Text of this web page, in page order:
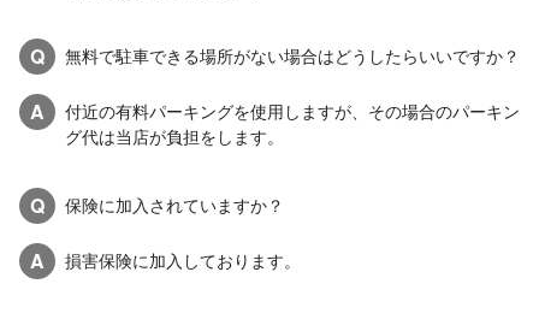
Q 無料で駐車できる場所がない場合はどうしたらいいですか？
A
付近の有料パーキングを使用しますが、その場合のパーキン
グ代は当店が負担をします。
Q 保険に加入されていますか？
A 損害保険に加入しております。